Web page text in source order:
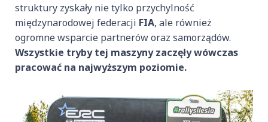
struktury zyskały nie tylko przychylność
międzynarodowej federacji FIA, ale również
ogromne wsparcie partnerów oraz samorządów.
Wszystkie tryby tej maszyny zaczęły wówczas
pracować na najwyższym poziomie.